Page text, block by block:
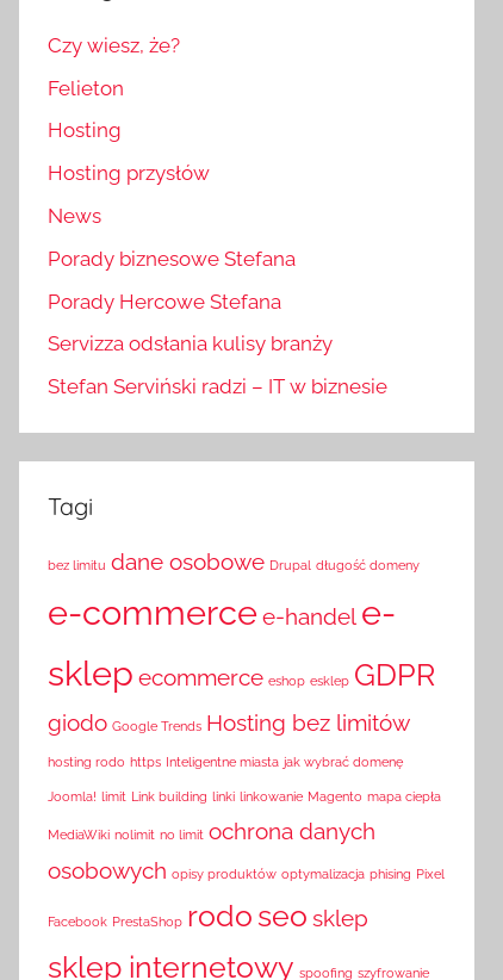
Czy wiesz, że?
Felieton
Hosting
Hosting przysłów
News
Porady biznesowe Stefana
Porady Hercowe Stefana
Servizza odsłania kulisy branży
Stefan Serviński radzi – IT w biznesie
Tagi
bez limitu dane osobowe Drupal długość domeny
e-commercee-handel e-
sklep ecommerce eshop esklep GDPR
giodo Google Trends Hosting bez limitów
hosting rodo https Inteligentne miasta jak wybrać domenę
Joomla! limit Link building linki linkowanie Magento mapa ciepła
MediaWiki nolimit no limit ochrona danych
osobowych opisy produktów optymalizacja phising Pixel
Facebook PrestaShop rodo seo sklep
sklep internetowy spoofing szyfrowanie